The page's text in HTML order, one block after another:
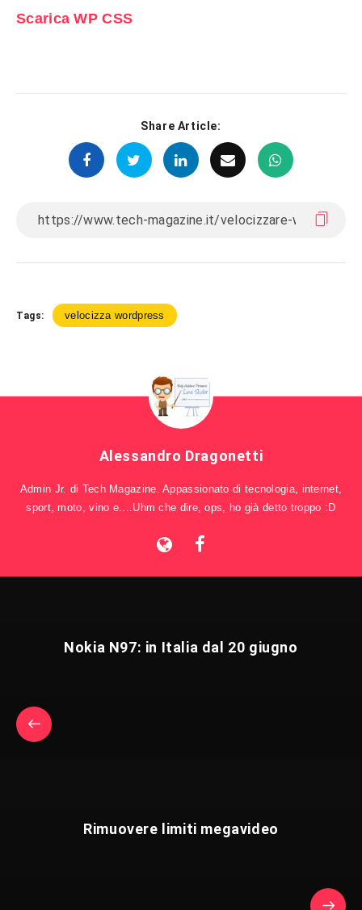
Scarica WP CSS
Share Article:
Tags: velocizza wordpress
Alessandro Dragonetti
Admin Jr. di Tech Magazine. Appassionato di tecnologia, internet,
sport, moto, vino e....Uhm che dire, ops, ho già detto troppo :D
Nokia N97: in Italia dal 20 giugno
Rimuovere limiti megavideo